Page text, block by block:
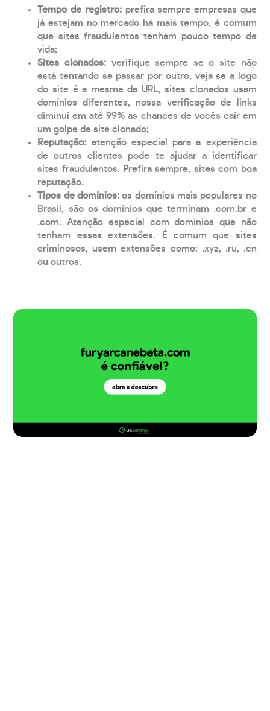
Tempo de registro: prefira sempre empresas que
já estejam no mercado há mais tempo, é comum
que sites fraudulentos tenham pouco tempo de
vida;
Sites clonados: verifique sempre se o site não
está tentando se passar por outro, veja se a logo
do site é a mesma da URL, sites clonados usam
domínios diferentes, nossa verificação de links
diminui em até 99% as chances de vocês cair em
um golpe de site clonado;
Reputação: atenção especial para a experiência
de outros clientes pode te ajudar a identificar
sites fraudulentos. Prefira sempre, sites com boa
reputação.
Tipos de domínios:os domínios mais populares no
Brasil, são os domínios que terminam .com.br e
.com. Atenção especial com domínios que não
tenham essas extensões. É comum que sites
criminosos, usem extensões como: .xyz, .ru, .cn
ou outros.